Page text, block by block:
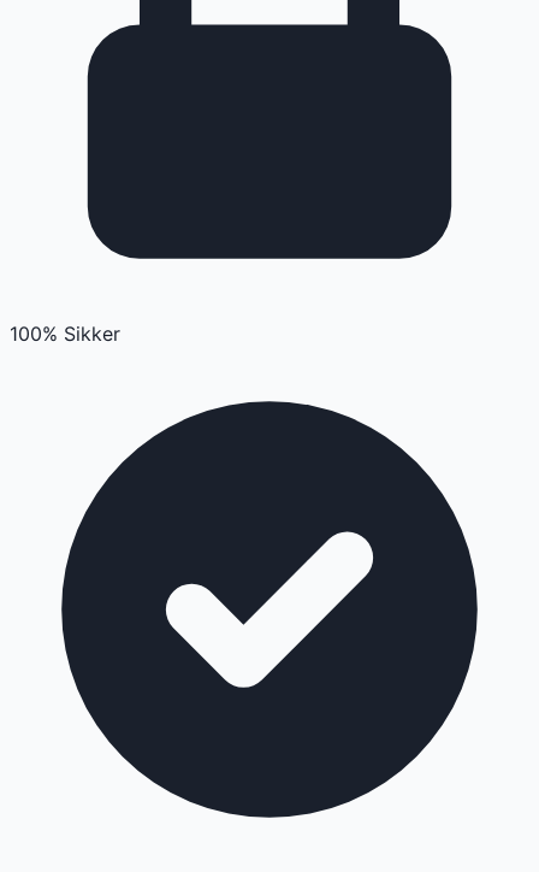
100% Sikker